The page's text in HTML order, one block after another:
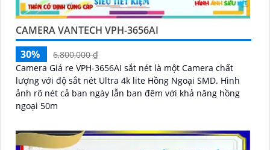
CAMERA VANTECH VPH-3656AI
30%
6,800,000 ₫
Camera Giá re VPH-3656AI sắt nét là một Camera chất
lượng với độ sắt nét Ultra 4k lite Hồng Ngoại SMD. Hình
ảnh rõ nét cả ban ngày lẫn ban đêm với khả năng hồng
ngoại 50m